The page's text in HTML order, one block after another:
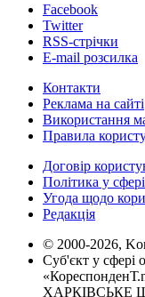
Facebook
Twitter
RSS-стрічки
E-mail розсилка
Контакти
Реклама на сайті
Використання
Правила
Договір
Політика у
Угода щодо
Редакція
© 2000-2026,
Суб'єкт у сфері
ХАРКІВСЬКЕ